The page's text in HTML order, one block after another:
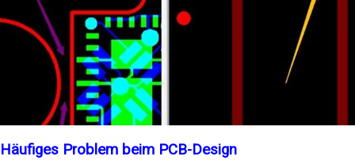
Häufiges Problem beim PCB-Design